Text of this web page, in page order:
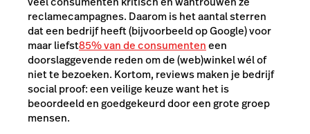
reclamecampagnes. Daarom is het aantal sterren
dat een bedrijf heeft (bijvoorbeeld op Google) voor
maar liefst85% van de consumenteneen
doorslaggevende reden om de (web)winkel wél of
niet te bezoeken. Kortom, reviews maken je bedrijf
social proof: een veilige keuze want het is
beoordeeld en goedgekeurd door een grote groep
mensen.